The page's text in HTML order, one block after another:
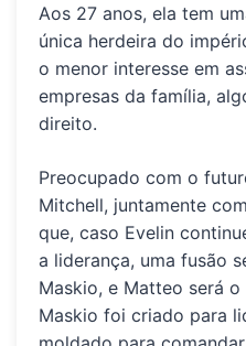
Aos 27 anos, ela tem
única herdeira do
o menor interesse em
empresas da família,
direito.
Preocupado com o
Mitchell, juntamente
que, caso Evelin
a liderança, uma fusão
Maskio, e Matteo será
Maskio foi criado para